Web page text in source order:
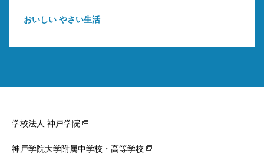
おいしい やさい生活
学校法人 神戸学院
神戸学院大学附属中学校・高等学校